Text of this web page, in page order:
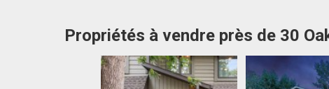
Propriétés à vendre près de 30